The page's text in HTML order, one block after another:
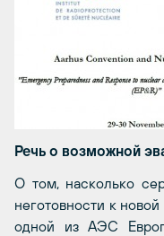
Речь о возможной
О том, насколько
неготовности к
одной из АЭС